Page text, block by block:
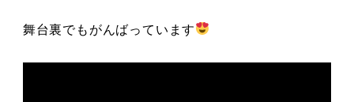
舞台裏でもがんばっています